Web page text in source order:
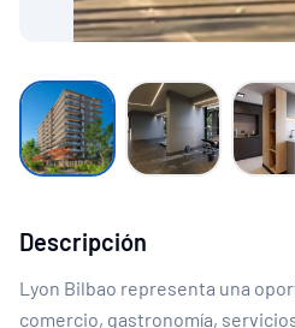
Descripción
Lyon Bilbao representa una
comercio, gastronomía,